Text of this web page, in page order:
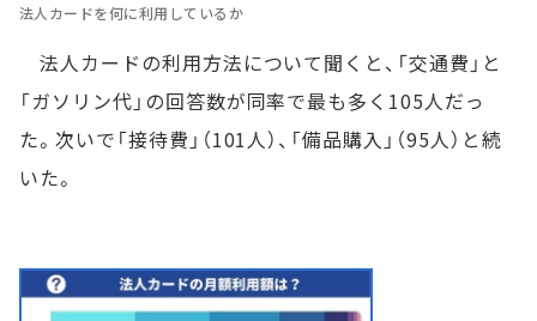
法人カードを何に利用しているか
法人カードの利用方法について聞くと、「交通費」と
「ガソリン代」の回答数が同率で最も多く105人だっ
た。次いで「接待費」（101人）、「備品購入」（95人）と続
いた。